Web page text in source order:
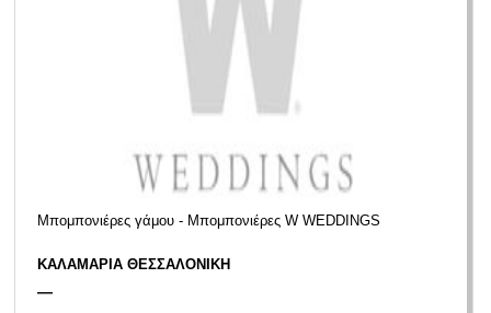
Μπομπονιέρες γάμου - Μπομπονιέρες W WEDDINGS
ΚΑΛΑΜΑΡΙΑ ΘΕΣΣΑΛΟΝΙΚΗ
—